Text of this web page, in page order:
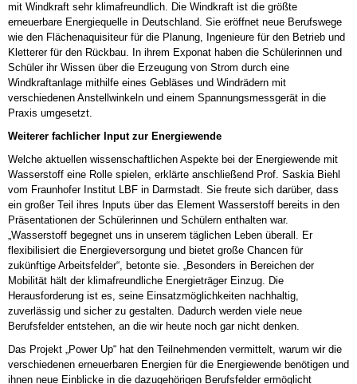
mit Windkraft sehr klimafreundlich. Die Windkraft ist die größte
erneuerbare Energiequelle in Deutschland. Sie eröffnet neue Berufswege
wie den Flächenaquisiteur für die Planung, Ingenieure für den Betrieb und
Kletterer für den Rückbau. In ihrem Exponat haben die Schülerinnen und
Schüler ihr Wissen über die Erzeugung von Strom durch eine
Windkraftanlage mithilfe eines Gebläses und Windrädern mit
verschiedenen Anstellwinkeln und einem Spannungsmessgerät in die
Praxis umgesetzt.
Weiterer fachlicher Input zur Energiewende
Welche aktuellen wissenschaftlichen Aspekte bei der Energiewende mit
Wasserstoff eine Rolle spielen, erklärte anschließend Prof. Saskia Biehl
vom Fraunhofer Institut LBF in Darmstadt. Sie freute sich darüber, dass
ein großer Teil ihres Inputs über das Element Wasserstoff bereits in den
Präsentationen der Schülerinnen und Schülern enthalten war.
„Wasserstoff begegnet uns in unserem täglichen Leben überall. Er
flexibilisiert die Energieversorgung und bietet große Chancen für
zukünftige Arbeitsfelder“, betonte sie. „Besonders in Bereichen der
Mobilität hält der klimafreundliche Energieträger Einzug. Die
Herausforderung ist es, seine Einsatzmöglichkeiten nachhaltig,
zuverlässig und sicher zu gestalten. Dadurch werden viele neue
Berufsfelder entstehen, an die wir heute noch gar nicht denken.
Das Projekt „Power Up“ hat den Teilnehmenden vermittelt, warum wir die
verschiedenen erneuerbaren Energien für die Energiewende benötigen und
ihnen neue Einblicke in die dazugehörigen Berufsfelder ermöglicht